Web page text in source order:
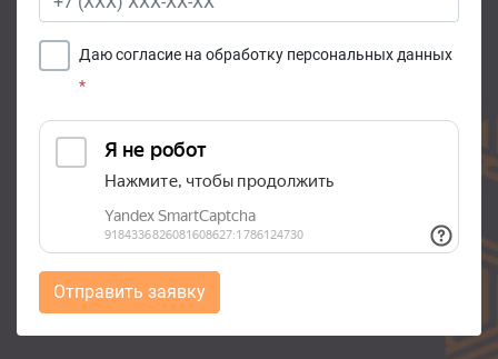
Даю согласие на обработку персональных данных
*
Отправить заявку